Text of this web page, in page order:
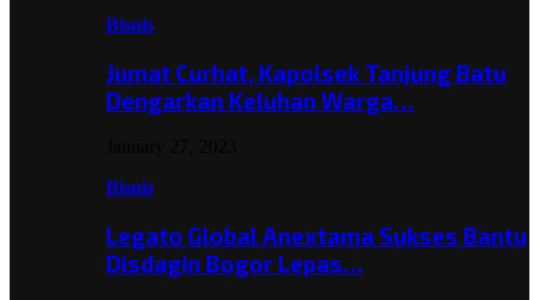
Bisnis
Jumat Curhat, Kapolsek Tanjung Batu
Dengarkan Keluhan Warga…
Bisnis
Legato Global Anextama Sukses Bantu
Disdagin Bogor Lepas…